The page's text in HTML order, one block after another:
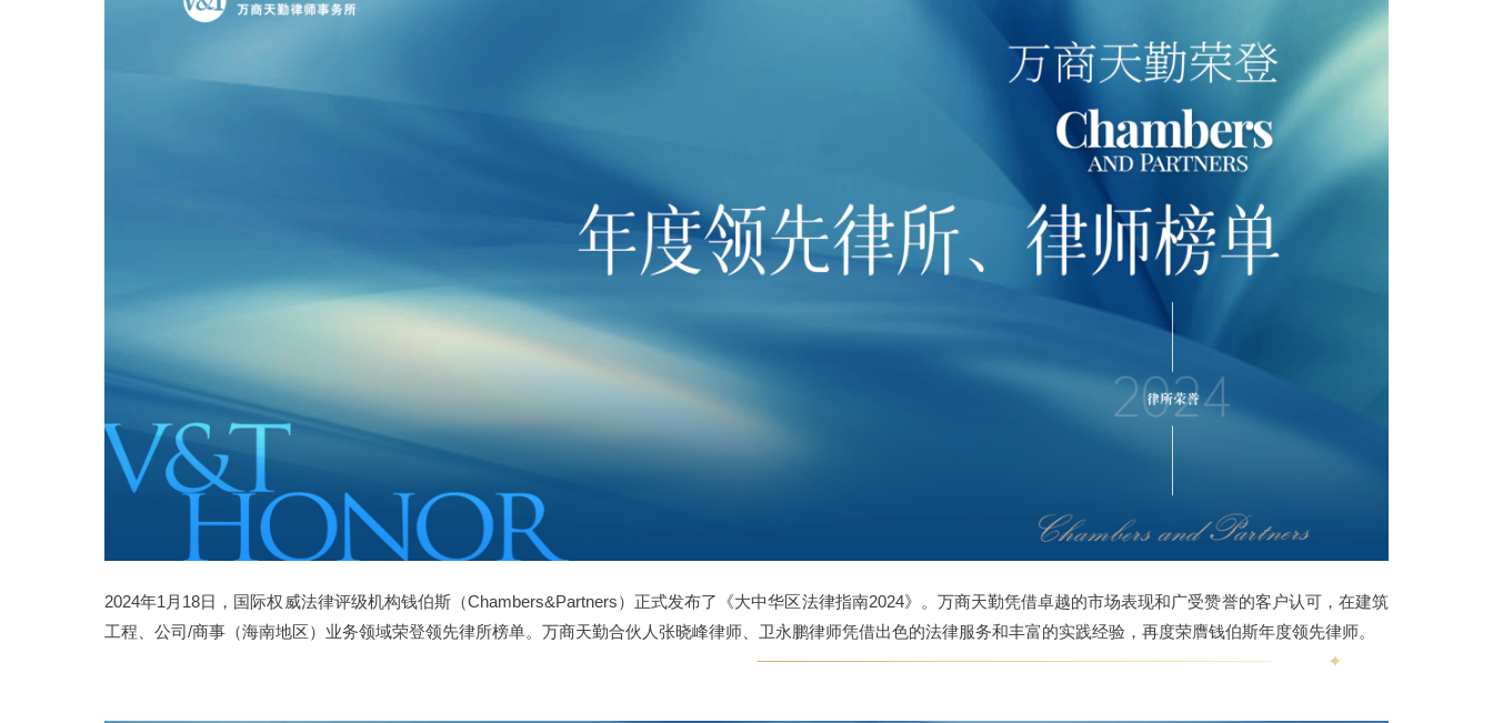
2024年1月18日，国际权威法律评级机构钱伯斯（Chambers&Partners） 正式发布了《大中华区法律指南2024》。万商天勤凭借卓越的市场表现和广受赞誉的客户认可，在建筑
工程、公司/商事（海南地区）业务领域荣登领先律所榜单。万商天勤合伙人张晓峰律师、卫永鹏律师凭借出色的法律服务和丰富的实践经验，再度荣膺钱伯斯年度领先律师。
✦